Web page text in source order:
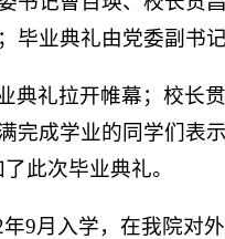
毕业典礼由党委副书记
典礼拉开帷幕；校长
完成学业的同学们表
此次毕业典礼。
9月入学，在我院对